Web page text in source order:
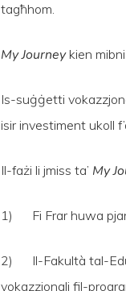
tagħhom.
My Journeykien
Is-suġġetti
isir investiment ukoll
Il-fażi li jmiss ta’ My
1) Fi Frar huwa
2) Il-Fakultà tal-
vokazzjonali fil-